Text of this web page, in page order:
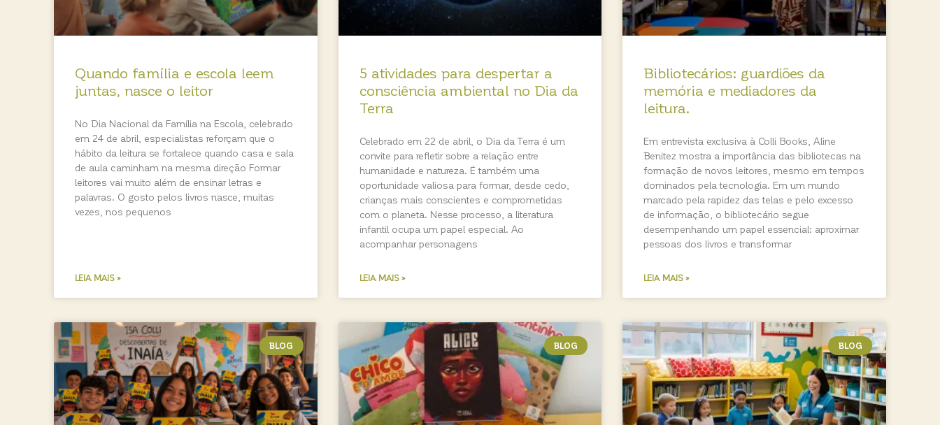
Quando família e escola leem
juntas, nasce o leitor
No Dia Nacional da Família na Escola, celebrado
em 24 de abril, especialistas reforçam que o
hábito da leitura se fortalece quando casa e sala
de aula caminham na mesma direção Formar
leitores vai muito além de ensinar letras e
palavras. O gosto pelos livros nasce, muitas
vezes, nos pequenos
LEIA MAIS »
5 atividades para despertar a
consciência ambiental no Dia da
Terra
Celebrado em 22 de abril, o Dia da Terra é um
convite para refletir sobre a relação entre
humanidade e natureza. É também uma
oportunidade valiosa para formar, desde cedo,
crianças mais conscientes e comprometidas
com o planeta. Nesse processo, a literatura
infantil ocupa um papel especial. Ao
acompanhar personagens
LEIA MAIS »
Bibliotecários: guardiões da
memória e mediadores da
leitura.
Em entrevista exclusiva à Colli Books, Aline
Benitez mostra a importância das bibliotecas na
formação de novos leitores, mesmo em tempos
dominados pela tecnologia. Em um mundo
marcado pela rapidez das telas e pelo excesso
de informação, o bibliotecário segue
desempenhando um papel essencial: aproximar
pessoas dos livros e transformar
LEIA MAIS »
BLOG BLOG BLOG